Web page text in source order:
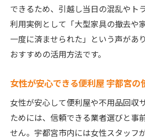
できるため、引越し当日の混乱やト
利用実例として「大型家具の撤去や
一度に済ませられた」という声があ
おすすめの活用方法です。
女性が安心できる便利屋 宇都宮の
女性が安心して便利屋や不用品回収
ためには、信頼できる業者選びと事
せん。宇都宮市内には女性スタッフ